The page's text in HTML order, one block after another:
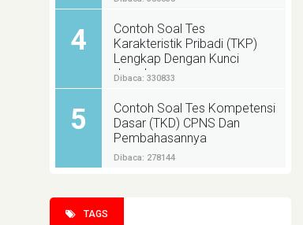
4
Contoh Soal Tes
Karakteristik Pribadi (TKP)
Lengkap Dengan Kunci
Jawabannya
Dibaca: 330833
5
Contoh Soal Tes Kompetensi
Dasar (TKD) CPNS Dan
Pembahasannya
Dibaca: 278144
TAGS